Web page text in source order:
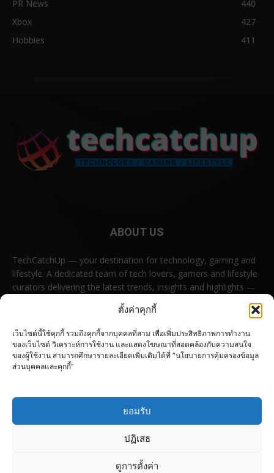
ตั้งค่าคุกกี้
เว็บไซต์นี้ใช้คุกกี้ รวมถึงคุกกี้จากบุคคลที่สาม เพื่อเพิ่มประสิทธิภาพการทำงาน
ของเว็บไซต์ วิเคราะห์การใช้งาน และแสดงโฆษณาที่สอดคล้องกับความสนใจ
ของผู้ใช้งาน สามารถศึกษารายละเอียดเพิ่มเติมได้ที่ “นโยบายการคุ้มครองข้อมูล
ส่วนบุคคลและคุกกี้”
ยอมรับ
ปฏิเสธ
ดูการตั้งค่า
PR News
440
Xbox
427
Hobbies
411
ABOUT US
TechCatchUp — your destination for technology, gaming and
lifestyle. A dedicated team of tech lovers, gamers and lifestyle
curators delivering the latest trends, insights and highlights —
Contact us: contact@techcatchup.net